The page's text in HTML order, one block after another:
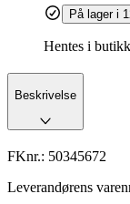
På lager i
Hentes i
Beskrivelse
FKnr.: 50345672
Leverandørens